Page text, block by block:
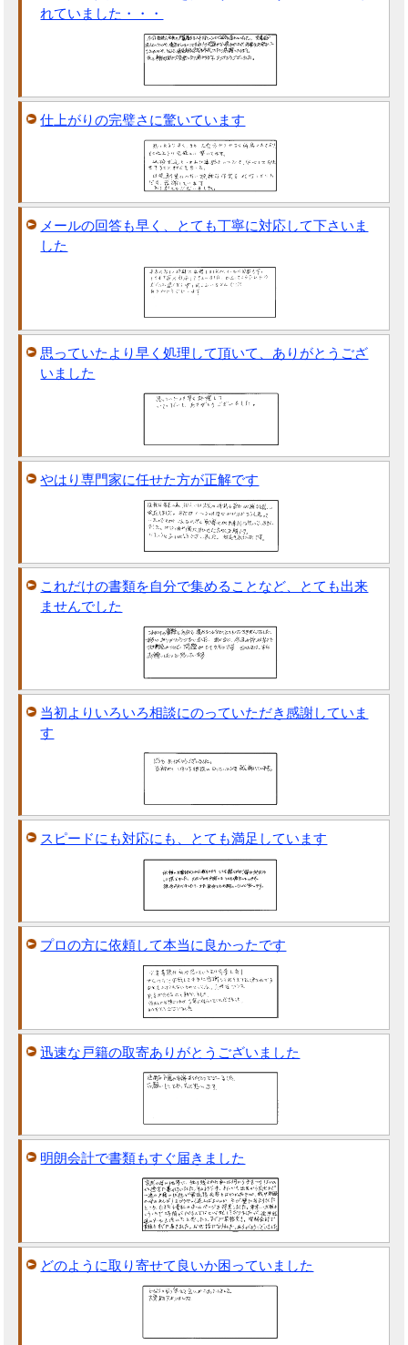
れていました・・・
仕上がりの完璧さに驚いています
メールの回答も早く、とても丁寧に対応して下さいま
した
思っていたより早く処理して頂いて、ありがとうござ
いました
やはり専門家に任せた方が正解です
これだけの書類を自分で集めることなど、とても出来
ませんでした
当初よりいろいろ相談にのっていただき感謝していま
す
スピードにも対応にも、とても満足しています
プロの方に依頼して本当に良かったです
迅速な戸籍の取寄ありがとうございました
明朗会計で書類もすぐ届きました
どのように取り寄せて良いか困っていました